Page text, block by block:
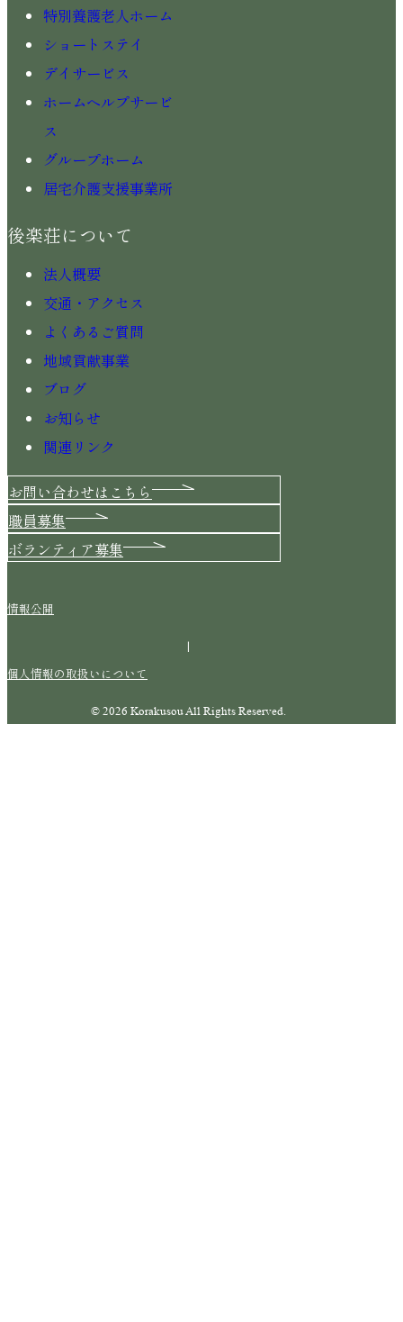
特別養護老人ホーム
ショートステイ
デイサービス
ホームヘルプサービ
ス
グループホーム
居宅介護支援事業所
後楽荘について
法人概要
交通・アクセス
よくあるご質問
地域貢献事業
ブログ
お知らせ
関連リンク
お問い合わせはこちら
職員募集
ボランティア募集
情報公開
|
個人情報の取扱いについて
© 2026 Korakusou All Rights Reserved.